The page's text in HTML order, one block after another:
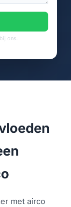
ons.
met airco